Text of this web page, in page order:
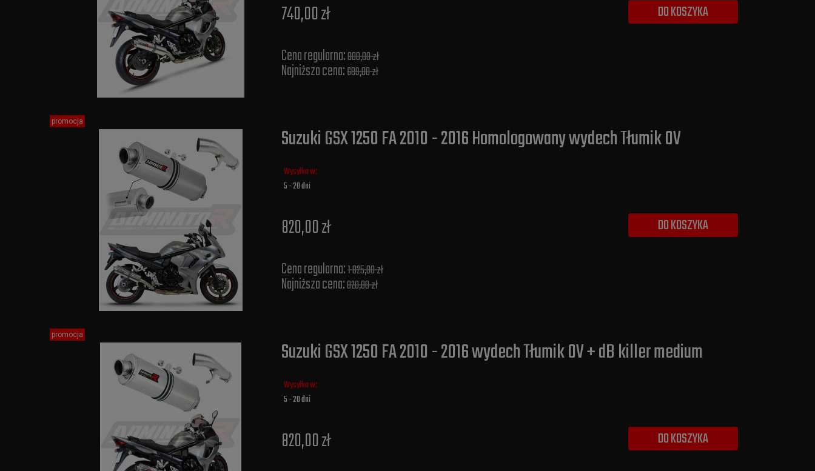
740,00 zł
Cena regularna:800,00 zł
Najniższa cena:689,00 zł
DO KOSZYKA
Suzuki GSX 1250 FA 2010 - 2016 Homologowany wydech Tłumik OV
Wysyłka w:
5 - 20 dni
820,00 zł
Cena regularna:1 025,00 zł
Najniższa cena:820,00 zł
DO KOSZYKA
promocja
Suzuki GSX 1250 FA 2010 - 2016 wydech Tłumik OV + dB killer medium
Wysyłka w:
5 - 20 dni
820,00 zł DO KOSZYKA
promocja